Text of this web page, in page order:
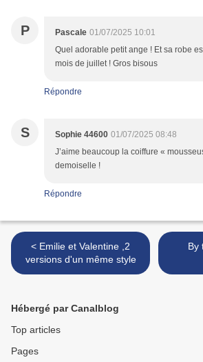
P Pascale 01/07/2025 10:01
Quel adorable petit ange ! Et sa robe
mois de juillet ! Gros bisous
Répondre
S Sophie 44600 01/07/2025 08:48
J’aime beaucoup la coiffure «
demoiselle !
Répondre
< Emilie et Valentine ,2
versions d'un même style
Hébergé par Canalblog
Top articles
Pages